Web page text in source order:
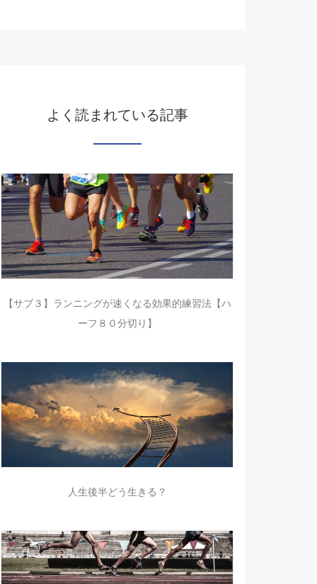
よく読まれている記事
【サブ３】ランニングが速くなる効果的練習法【ハ
ーフ８０分切り】
人生後半どう生きる？